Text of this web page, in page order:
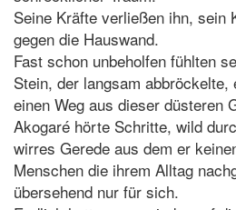
Seine Kräfte verließen ihn, sein
gegen die Hauswand.
Fast schon unbeholfen fühlten
Stein, der langsam abbröckelte,
einen Weg aus dieser düsteren
Akogaré hörte Schritte, wild
wirres Gerede aus dem er
Menschen die ihrem Alltag
übersehend nur für sich.